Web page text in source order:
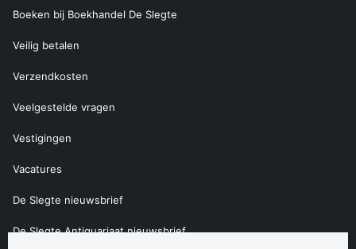
Boeken bij Boekhandel De Slegte
Veilig betalen
Verzendkosten
Veelgestelde vragen
Vestigingen
Vacatures
De Slegte nieuwsbrief
De Slegte Antiquariaat nieuwsbrief